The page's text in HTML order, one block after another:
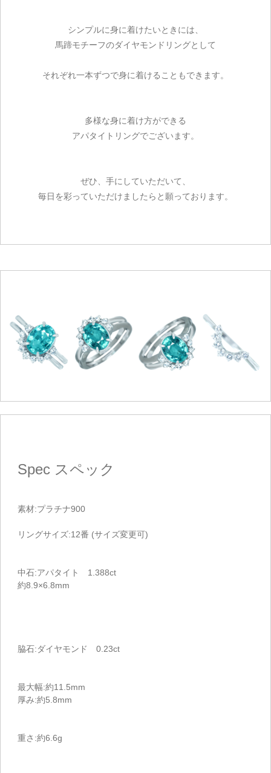
シンプルに身に着けたいときには、
馬蹄モチーフのダイヤモンドリングとして
それぞれ一本ずつで身に着けることもできます。
多様な身に着け方ができる
アパタイトリングでございます。
ぜひ、手にしていただいて、
毎日を彩っていただけましたらと願っております。
Spec スペック
素材:プラチナ900
リングサイズ:12番 (サイズ変更可)
中石:アパタイト 1.388ct
約8.9×6.8mm
脇石:ダイヤモンド 0.23ct
最大幅:約11.5mm
厚み:約5.8mm
重さ:約6.6g
ご注文手続き
お買い物を続ける